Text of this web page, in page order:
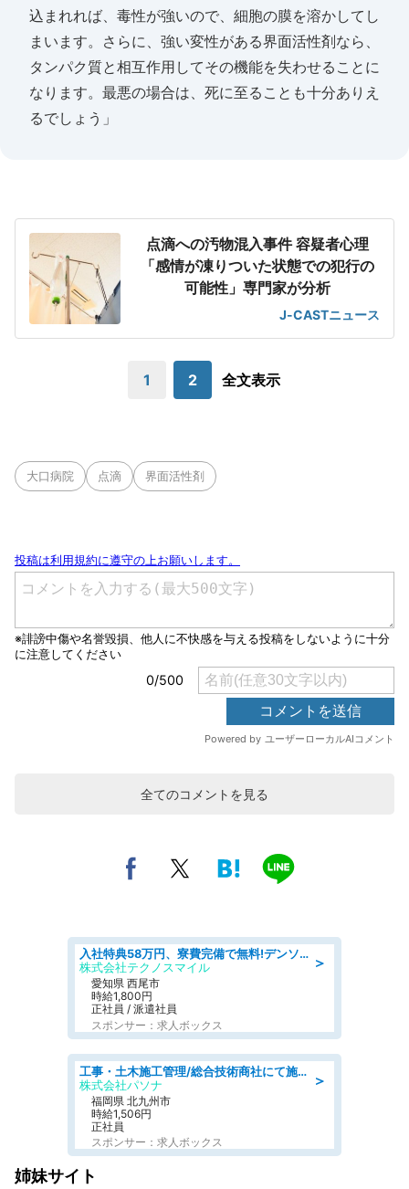
込まれれば、毒性が強いので、細胞の膜を溶かしてし
まいます。さらに、強い変性がある界面活性剤なら、
タンパク質と相互作用してその機能を失わせることに
なります。最悪の場合は、死に至ることも十分ありえ
るでしょう」
点滴への汚物混入事件 容疑者心理
「感情が凍りついた状態での犯行の
可能性」専門家が分析
J-CASTニュース
1 2 全文表示
大口病院 点滴 界面活性剤
全てのコメントを見る
＞
入社特典58万円、寮費完備で無料!デンソーで働こう!自動車工場で小型部品の検査業務 denso aichi
株式会社テクノスマイル
愛知県 西尾市
時給1,800円
正社員 / 派遣社員
スポンサー：求人ボックス
＞
工事・土木施工管理/総合技術商社にて施工管理のお仕事/即日勤務可/車通勤可/工事・土木施工管理/生産・品質管理
株式会社パソナ
福岡県 北九州市
時給1,506円
正社員
スポンサー：求人ボックス
姉妹サイト